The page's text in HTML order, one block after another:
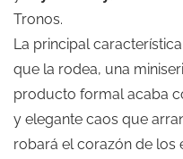
Tronos.
La principal
que la rodea, una
producto formal acaba
y elegante caos que
robará el corazón de los